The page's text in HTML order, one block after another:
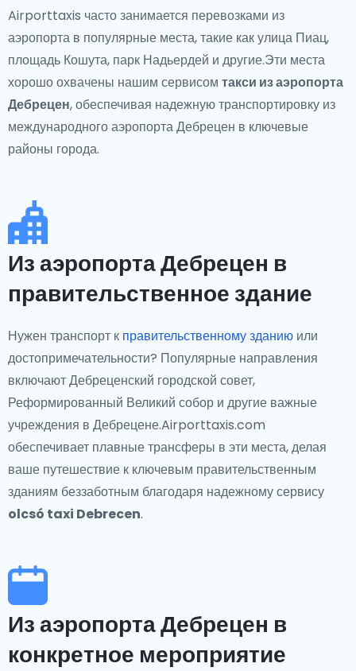
Airporttaxis часто занимается перевозками из
аэропорта в популярные места, такие как улица Пиац,
площадь Кошута, парк Надьердей и другие.Эти места
хорошо охвачены нашим сервисом такси из аэропорта
Дебрецен, обеспечивая надежную транспортировку из
международного аэропорта Дебрецен в ключевые
районы города.
Из аэропорта Дебрецен в
правительственное здание
Нужен транспорт к правительственному зданию или
достопримечательности? Популярные направления
включают Дебреценский городской совет,
Реформированный Великий собор и другие важные
учреждения в Дебрецене.Airporttaxis.com
обеспечивает плавные трансферы в эти места, делая
ваше путешествие к ключевым правительственным
зданиям беззаботным благодаря надежному сервису
olcsó taxi Debrecen.
Из аэропорта Дебрецен в
конкретное мероприятие